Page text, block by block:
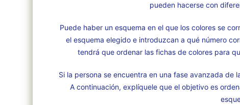
pueden hacerse con
Puede haber un esquema en el que los colores se
el esquema elegido e introduzcan a qué número
tendrá que ordenar las fichas de colores para
Si la persona se encuentra en una fase avanzada de
A continuación, explíquele que el objetivo es